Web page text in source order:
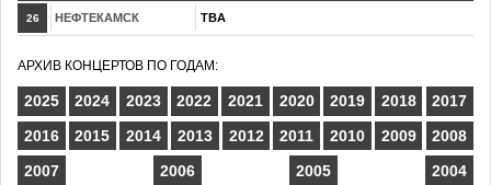
26 НЕФТЕКАМСК TBA
АРХИВ КОНЦЕРТОВ ПО ГОДАМ:
2025 2024 2023 2022 2021 2020 2019 2018
2017
2016
2015 2014 2013 2012 2011 2010 2009
2008
2007
2006 2005 2004